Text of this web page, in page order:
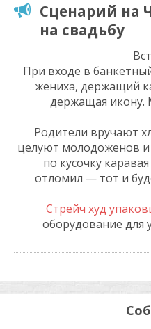
Сценарий на
на свадьбу
При входе в
жениха, держащий
держащая икону.
Родители вручают
целуют молодоженов
по кусочку
отломил — тот и
Стрейч худ
оборудование для